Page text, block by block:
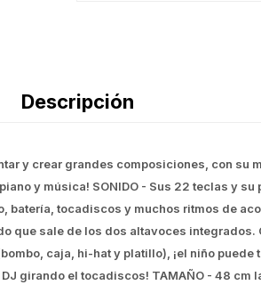
Descripción
y crear grandes composiciones, con
y música! SONIDO - Sus 22 teclas y
tocadiscos y muchos ritmos de
que sale de los dos altavoces
caja, hi-hat y platillo), ¡el niño
girando el tocadiscos! TAMAÑO - 48 cm